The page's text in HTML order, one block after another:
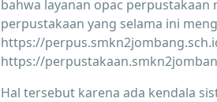
bahwa layanan opac
perpustakaan yang selama ini
https://
https://
Hal tersebut karena ada kendala